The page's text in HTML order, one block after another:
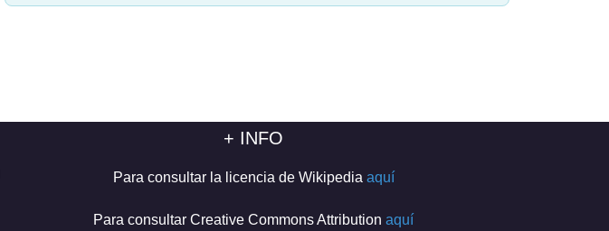
+ INFO
Para consultar la licencia de Wikipedia aquí
Para consultar Creative Commons Attribution aquí